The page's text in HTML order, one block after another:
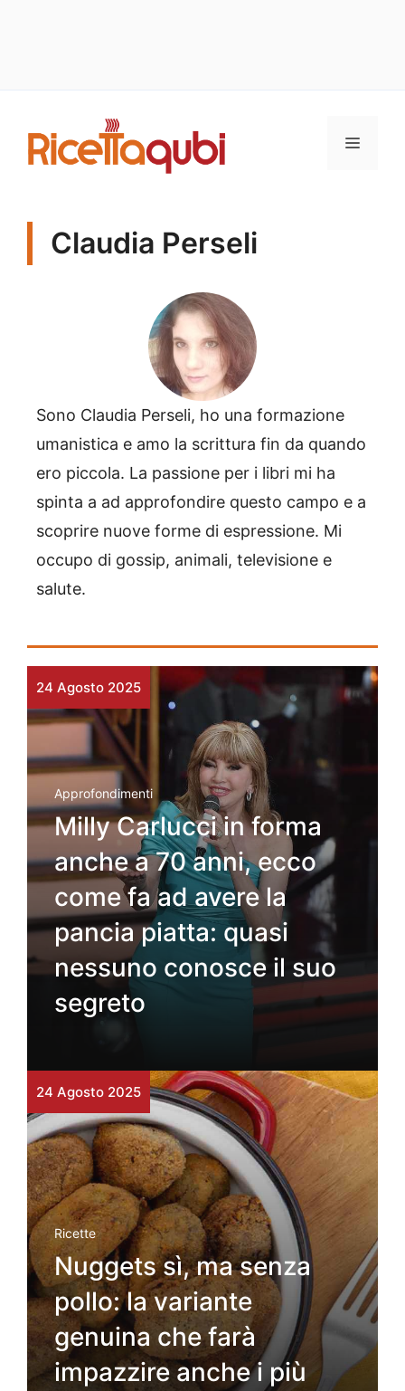
contenuto
MENU
Claudia Perseli
Sono Claudia Perseli, ho una formazione
umanistica e amo la scrittura fin da quando
ero piccola. La passione per i libri mi ha
spinta a ad approfondire questo campo e a
scoprire nuove forme di espressione. Mi
occupo di gossip, animali, televisione e
salute.
24 Agosto 2025
Approfondimenti
Milly Carlucci in forma
anche a 70 anni, ecco
come fa ad avere la
pancia piatta: quasi
nessuno conosce il suo
segreto
24 Agosto 2025
Ricette
Nuggets sì, ma senza
pollo: la variante
genuina che farà
impazzire anche i più